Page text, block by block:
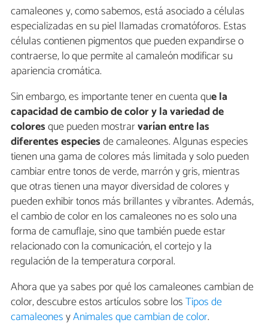
camaleones y, como sabemos, está asociado a células
especializadas en su piel llamadas cromatóforos. Estas
células contienen pigmentos que pueden expandirse o
contraerse, lo que permite al camaleón modificar su
apariencia cromática.
Sin embargo, es importante tener en cuenta que la
capacidad de cambio de color y la variedad de
coloresque pueden mostrarvarían entre las
diferentes especiesde camaleones. Algunas especies
tienen una gama de colores más limitada y solo pueden
cambiar entre tonos de verde, marrón y gris, mientras
que otras tienen una mayor diversidad de colores y
pueden exhibir tonos más brillantes y vibrantes. Además,
el cambio de color en los camaleones no es solo una
forma de camuflaje, sino que también puede estar
relacionado con la comunicación, el cortejo y la
regulación de la temperatura corporal.
Ahora que ya sabes por qué los camaleones cambian de
color, descubre estos artículos sobre losTipos de
camaleonesyAnimales que cambian de color.